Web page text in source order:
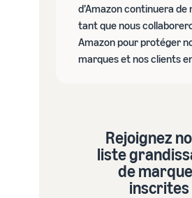
d’Amazon continuera de
tant que nous
Amazon pour protéger
marques et nos clients
Rejoignez
liste
de
inscrites